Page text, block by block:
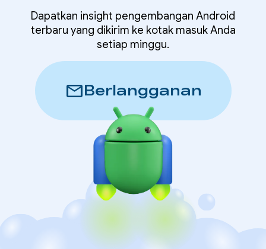
Dapatkan insight pengembangan Android
terbaru yang dikirim ke kotak masuk Anda
setiap minggu.
mailBerlangganan